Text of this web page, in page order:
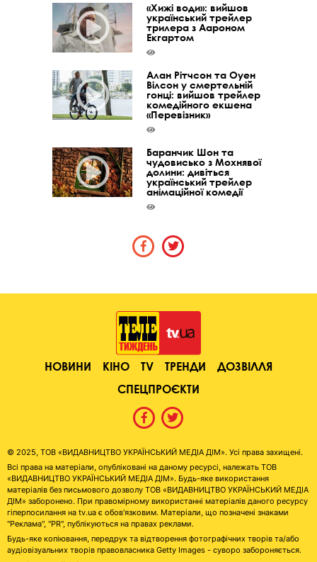
«Хижі води»: вийшов
український трейлер
трилера з Аароном
Екгартом
Алан Рітчсон та Оуен
Вілсон у смертельній
гонці: вийшов трейлер
комедійного екшена
«Перевізник»
Баранчик Шон та
чудовисько з Мохнявої
долини: дивіться
український трейлер
анімаційної комедії
НОВИНИ КІНО TV ТРЕНДИ
ДОЗВІЛЛЯ
СПЕЦПРОЄКТИ
© 2025, ТОВ «ВИДАВНИЦТВО УКРАЇНСЬКИЙ МЕДІА ДІМ». Усі права захищені.
Всі права на матеріали, опубліковані на даному ресурсі, належать ТОВ
«ВИДАВНИЦТВО УКРАЇНСЬКИЙ МЕДІА ДІМ». Будь-яке використання
матеріалів без письмового дозволу ТОВ «ВИДАВНИЦТВО УКРАЇНСЬКИЙ МЕДІА
ДІМ» заборонено. При правомірному використанні матеріалів даного ресурсу
гіперпосилання на tv.ua є обов'язковим. Матеріали, що позначені знаками
"Реклама", "PR", публікуються на правах реклами.
Будь-яке копіювання, передрук та відтворення фотографічних творів та/або
аудіовізуальних творів правовласника Getty Images - суворо забороняється.